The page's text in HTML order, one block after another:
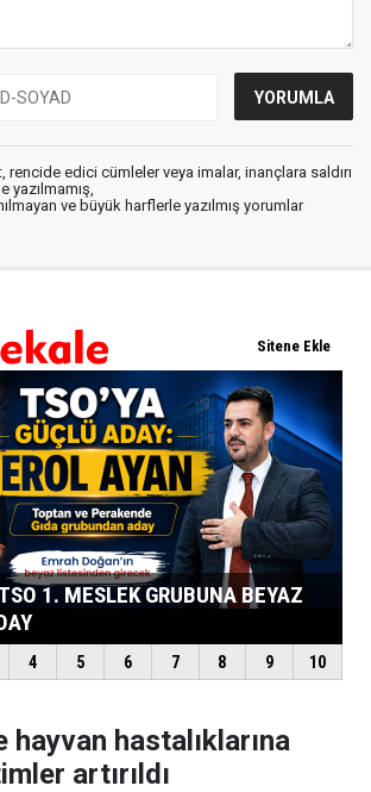
rencide edici cümleler veya imalar, inançlara saldırı
yazılmamış,
ve büyük harflerle yazılmış yorumlar
hayvan hastalıklarına
artırıldı